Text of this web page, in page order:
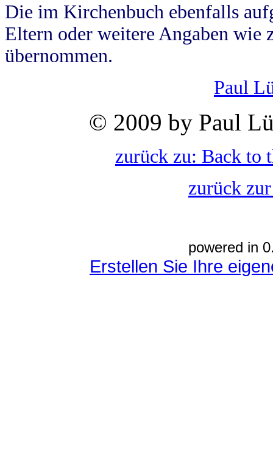
Die im Kirchenbuch ebenfalls
Eltern oder weitere Angaben wie
übernommen.
Paul
© 2009 by Paul
zurück zu: Back to
zurück
powered in
Erstellen Sie Ihre